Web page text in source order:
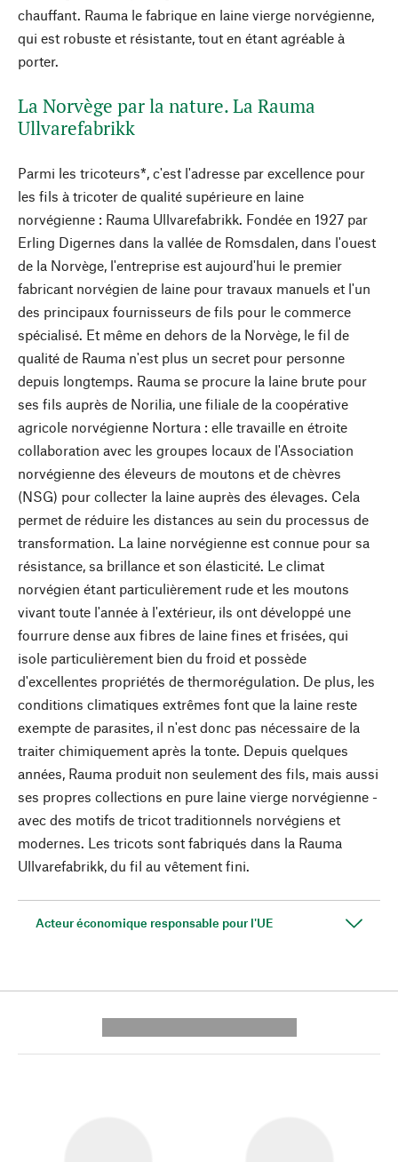
chauffant. Rauma le fabrique en laine vierge norvégienne,
qui est robuste et résistante, tout en étant agréable à
porter.
La Norvège par la nature. La Rauma
Ullvarefabrikk
Parmi les tricoteurs*, c'est l'adresse par excellence pour
les fils à tricoter de qualité supérieure en laine
norvégienne : Rauma Ullvarefabrikk. Fondée en 1927 par
Erling Digernes dans la vallée de Romsdalen, dans l'ouest
de la Norvège, l'entreprise est aujourd'hui le premier
fabricant norvégien de laine pour travaux manuels et l'un
des principaux fournisseurs de fils pour le commerce
spécialisé. Et même en dehors de la Norvège, le fil de
qualité de Rauma n'est plus un secret pour personne
depuis longtemps. Rauma se procure la laine brute pour
ses fils auprès de Norilia, une filiale de la coopérative
agricole norvégienne Nortura : elle travaille en étroite
collaboration avec les groupes locaux de l'Association
norvégienne des éleveurs de moutons et de chèvres
(NSG) pour collecter la laine auprès des élevages. Cela
permet de réduire les distances au sein du processus de
transformation. La laine norvégienne est connue pour sa
résistance, sa brillance et son élasticité. Le climat
norvégien étant particulièrement rude et les moutons
vivant toute l'année à l'extérieur, ils ont développé une
fourrure dense aux fibres de laine fines et frisées, qui
isole particulièrement bien du froid et possède
d'excellentes propriétés de thermorégulation. De plus, les
conditions climatiques extrêmes font que la laine reste
exempte de parasites, il n'est donc pas nécessaire de la
traiter chimiquement après la tonte. Depuis quelques
années, Rauma produit non seulement des fils, mais aussi
ses propres collections en pure laine vierge norvégienne -
avec des motifs de tricot traditionnels norvégiens et
modernes. Les tricots sont fabriqués dans la Rauma
Ullvarefabrikk, du fil au vêtement fini.
Acteur économique responsable pour l'UE